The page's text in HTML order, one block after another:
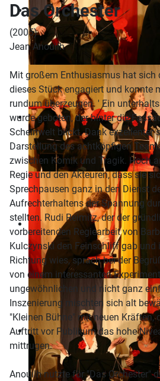
Das Orchester
(2005)
Jean Anouilh
Mit großem Enthusiasmus hat sich
dieses Stück engagiert und konnte
rundum überzeugen. ' Ein
wurde geboten, der hinter die
Scheinwelt blickt. Dank exzellenter
Darstellung des achtköpfigen
zwischen Komik und Tragik. Hoch
Regie und den Akteuren, dass sie
Sprechpausen ganz in den Dienst
Aufrechterhaltens der Spannung
stellten. Rudi Reimitz, der der
vorbereitenden Regiearbeit von
Kulczynski den Feinschliff gab und
Richtung wies, sprach bei der
von einem interessanten
ungewöhnlichen und nicht ganz
Inszenierung mischten sich alt
"Kleinen Bühne" mit neuen Kräften,
Auftritt vor Publikum das hohe
mittrugen.
Anouilh nutzte für "Das Orchester"